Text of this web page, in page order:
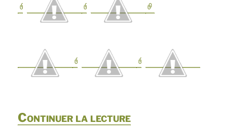
Continuer la lecturede